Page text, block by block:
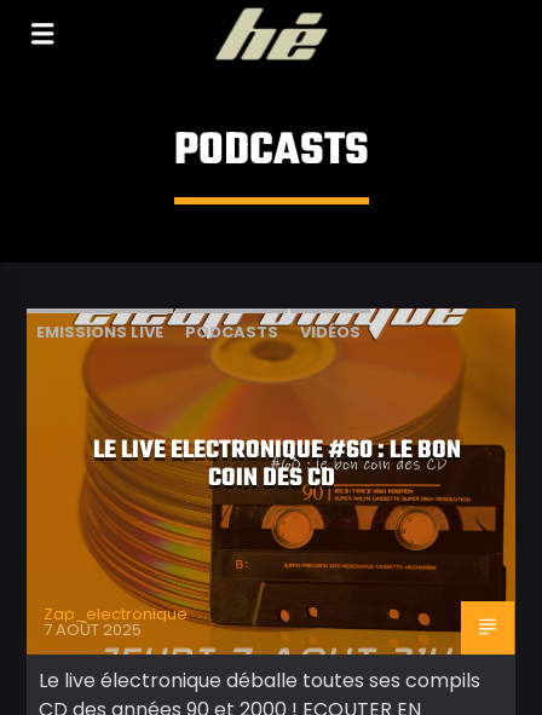
PODCASTS
EMISSIONS LIVE PODCASTS VIDÉOS
LE LIVE ELECTRONIQUE #60 : LE BON
COIN DES CD
Zap_electronique
7 AOÛT 2025
Le live électronique déballe toutes ses compils